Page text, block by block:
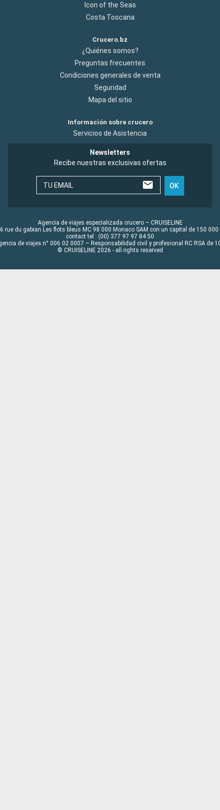
Icon of the Seas
Costa Toscana
Crucero.bz
¿Quiénes somos?
Preguntas frecuentes
Condiciones generales de venta
Seguridad
Mapa del sitio
Información sobre crucero
Servicios de Asistencia
Newsletters
Recibe nuestras exclusivas ofertas
TU EMAIL OK
Agencia de viajes especializada crucero – CRUISELINE
rue du gabian Les flots bleus MC 98 000 Monaco SAM con un capital de 150 000
contact tel : (00) 377 97 97 84 50
de viajes n° 006 02 0007 – Responsabilidad civil y profesional RC RSA de
© CRUISELINE 2026 - all rights reserved